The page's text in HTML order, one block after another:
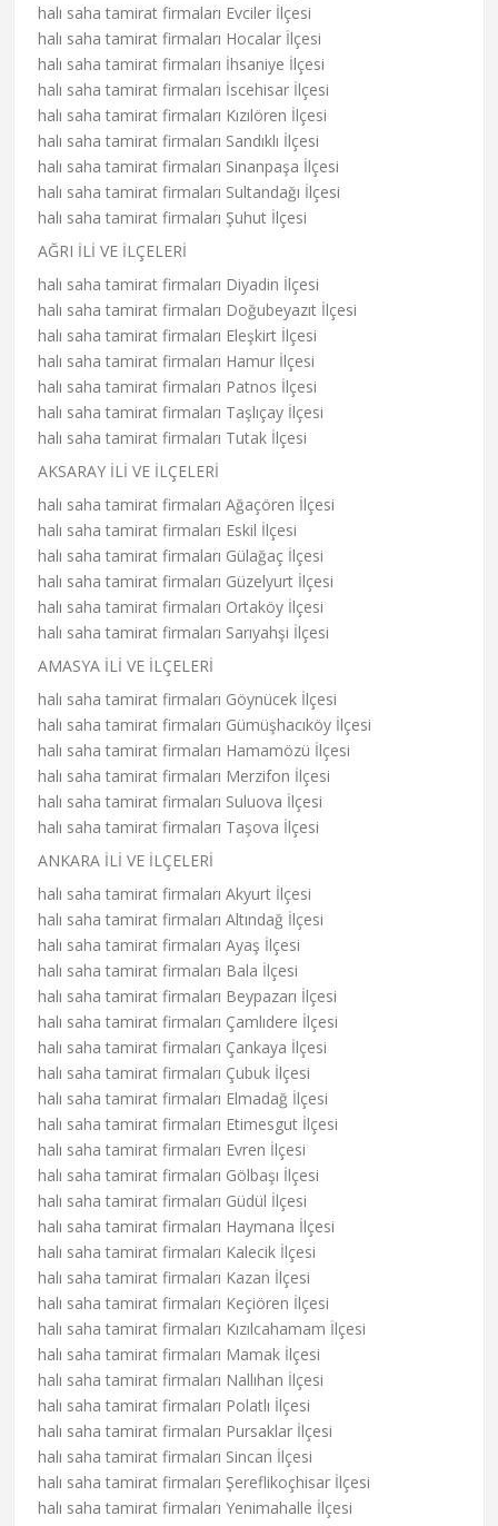
halı saha tamirat firmaları Evciler İlçesi
halı saha tamirat firmaları Hocalar İlçesi
halı saha tamirat firmaları İhsaniye İlçesi
halı saha tamirat firmaları İscehisar İlçesi
halı saha tamirat firmaları Kızılören İlçesi
halı saha tamirat firmaları Sandıklı İlçesi
halı saha tamirat firmaları Sinanpaşa İlçesi
halı saha tamirat firmaları Sultandağı İlçesi
halı saha tamirat firmaları Şuhut İlçesi
AĞRI İLİ VE İLÇELERİ
halı saha tamirat firmaları Diyadin İlçesi
halı saha tamirat firmaları Doğubeyazıt İlçesi
halı saha tamirat firmaları Eleşkirt İlçesi
halı saha tamirat firmaları Hamur İlçesi
halı saha tamirat firmaları Patnos İlçesi
halı saha tamirat firmaları Taşlıçay İlçesi
halı saha tamirat firmaları Tutak İlçesi
AKSARAY İLİ VE İLÇELERİ
halı saha tamirat firmaları Ağaçören İlçesi
halı saha tamirat firmaları Eskil İlçesi
halı saha tamirat firmaları Gülağaç İlçesi
halı saha tamirat firmaları Güzelyurt İlçesi
halı saha tamirat firmaları Ortaköy İlçesi
halı saha tamirat firmaları Sarıyahşi İlçesi
AMASYA İLİ VE İLÇELERİ
halı saha tamirat firmaları Göynücek İlçesi
halı saha tamirat firmaları Gümüşhacıköy İlçesi
halı saha tamirat firmaları Hamamözü İlçesi
halı saha tamirat firmaları Merzifon İlçesi
halı saha tamirat firmaları Suluova İlçesi
halı saha tamirat firmaları Taşova İlçesi
ANKARA İLİ VE İLÇELERİ
halı saha tamirat firmaları Akyurt İlçesi
halı saha tamirat firmaları Altındağ İlçesi
halı saha tamirat firmaları Ayaş İlçesi
halı saha tamirat firmaları Bala İlçesi
halı saha tamirat firmaları Beypazarı İlçesi
halı saha tamirat firmaları Çamlıdere İlçesi
halı saha tamirat firmaları Çankaya İlçesi
halı saha tamirat firmaları Çubuk İlçesi
halı saha tamirat firmaları Elmadağ İlçesi
halı saha tamirat firmaları Etimesgut İlçesi
halı saha tamirat firmaları Evren İlçesi
halı saha tamirat firmaları Gölbaşı İlçesi
halı saha tamirat firmaları Güdül İlçesi
halı saha tamirat firmaları Haymana İlçesi
halı saha tamirat firmaları Kalecik İlçesi
halı saha tamirat firmaları Kazan İlçesi
halı saha tamirat firmaları Keçiören İlçesi
halı saha tamirat firmaları Kızılcahamam İlçesi
halı saha tamirat firmaları Mamak İlçesi
halı saha tamirat firmaları Nallıhan İlçesi
halı saha tamirat firmaları Polatlı İlçesi
halı saha tamirat firmaları Pursaklar İlçesi
halı saha tamirat firmaları Sincan İlçesi
halı saha tamirat firmaları Şereflikoçhisar İlçesi
halı saha tamirat firmaları Yenimahalle İlçesi